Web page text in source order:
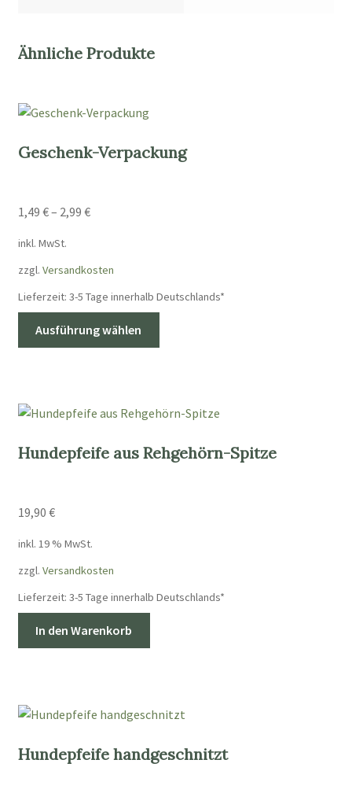
Ähnliche Produkte
Geschenk-Verpackung
1,49 €– 2,99 €
inkl. MwSt.
zzgl. Versandkosten
Lieferzeit: 3-5 Tage innerhalb Deutschlands*
Ausführung wählen
auf.
Optionen
Hundepfeife aus Rehgehörn-Spitze
19,90 €
inkl. 19 % MwSt.
zzgl. Versandkosten
Lieferzeit: 3-5 Tage innerhalb Deutschlands*
In den Warenkorb
Hundepfeife handgeschnitzt